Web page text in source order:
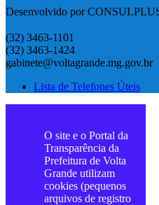
Desenvolvido por
(32) 3463-1101
(32) 3463-1424
gabinete@voltagrande.mg.gov.br
Lista de Telefones Úteis
O site e o Portal da
Transparência da
Prefeitura de Volta
Grande utilizam
cookies (pequenos
arquivos de registro